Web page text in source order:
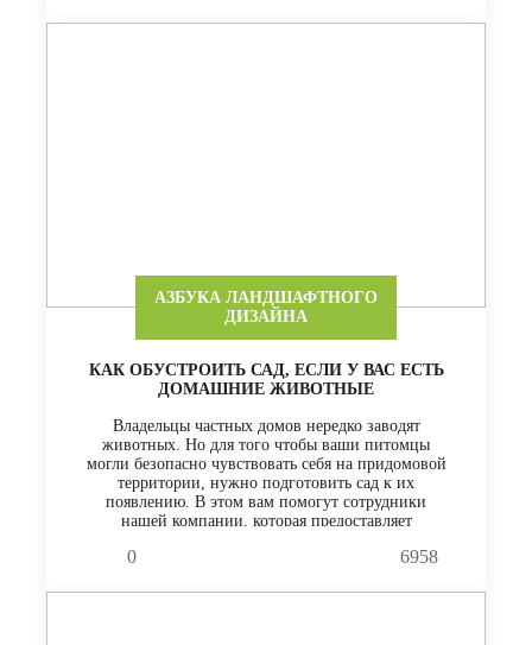
АЗБУКА ЛАНДШАФТНОГО
ДИЗАЙНА
КАК ОБУСТРОИТЬ САД, ЕСЛИ У ВАС ЕСТЬ
ДОМАШНИЕ ЖИВОТНЫЕ
Владельцы частных домов нередко заводят
животных. Но для того чтобы ваши питомцы
могли безопасно чувствовать себя на придомовой
территории, нужно подготовить сад к их
появлению. В этом вам помогут сотрудники
нашей компании, которая предоставляет
0 6958